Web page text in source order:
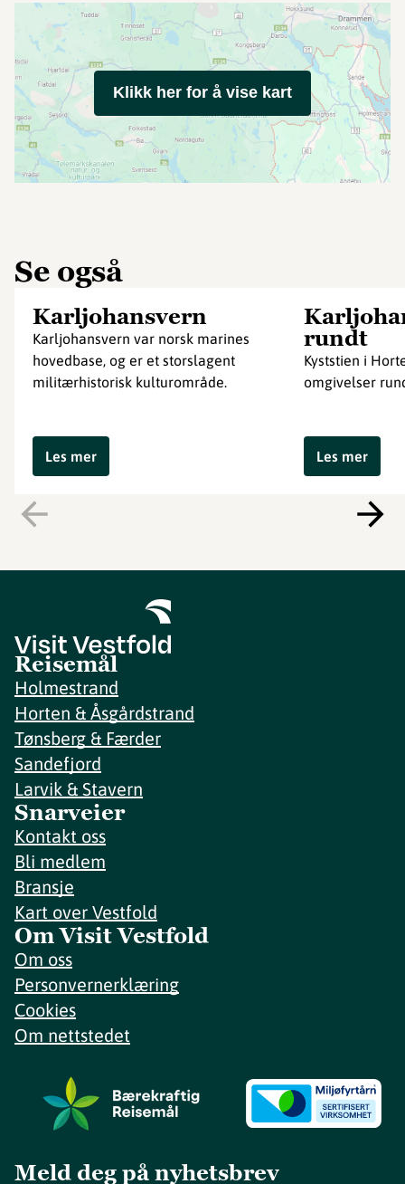
Klikk her for å vise kart
Se også
Karljohansvern
Karljohansvern var norsk marines
hovedbase, og er et storslagent
militærhistorisk kulturområde.
Les mer
rundt
Kyststien i
omgivelser
Les mer
Reisemål
Holmestrand
Horten & Åsgårdstrand
Tønsberg & Færder
Sandefjord
Larvik & Stavern
Snarveier
Kontakt oss
Bli medlem
Bransje
Kart over Vestfold
Om Visit Vestfold
Om oss
Personvernerklæring
Cookies
Om nettstedet
Meld deg på nyhetsbrev